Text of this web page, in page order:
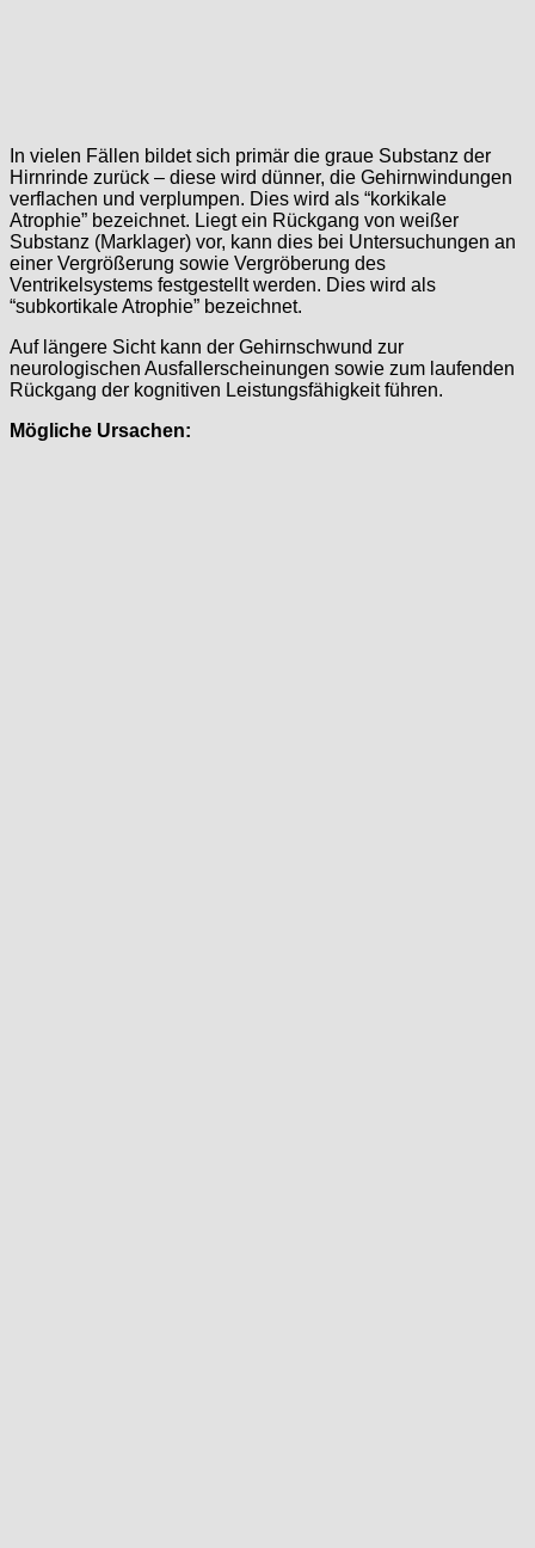
In vielen Fällen bildet sich primär die graue Substanz der
Hirnrinde zurück – diese wird dünner, die Gehirnwindungen
verflachen und verplumpen. Dies wird als “korkikale
Atrophie” bezeichnet. Liegt ein Rückgang von weißer
Substanz (Marklager) vor, kann dies bei Untersuchungen an
einer Vergrößerung sowie Vergröberung des
Ventrikelsystems festgestellt werden. Dies wird als
“subkortikale Atrophie” bezeichnet.
Auf längere Sicht kann der Gehirnschwund zur
neurologischen Ausfallerscheinungen sowie zum laufenden
Rückgang der kognitiven Leistungsfähigkeit führen.
Mögliche Ursachen: